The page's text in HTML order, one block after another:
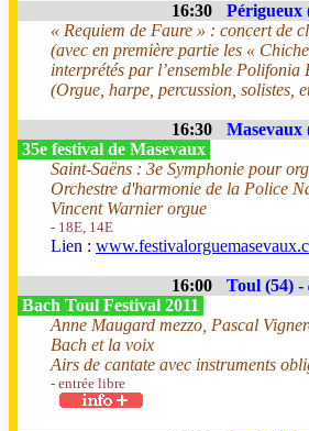
16:30 Périgueux
« Requiem de Faure » : concert de
(avec en première partie les «
interprétés par l’ensemble
(Orgue, harpe, percussion, solistes,
16:30 Masevaux
35e festival de Masevaux
Saint-Saëns : 3e Symphonie pour
Orchestre d'harmonie de la Police
Vincent Warnier orgue
- 18E, 14E
Lien :
16:00 Toul (54) -
Bach Toul Festival 2011
Anne Maugard mezzo, Pascal
Bach et la voix
Airs de cantate avec instruments
- entrée libre